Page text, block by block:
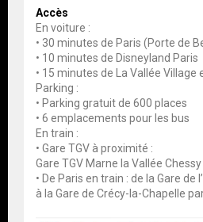
Accès
En voiture :
• 30 minutes de Paris (Porte de
• 10 minutes de Disneyland Paris
• 15 minutes de La Vallée Village
Parking :
• Parking gratuit de 600 places
• 6 emplacements pour les bus
En train :
• Gare TGV à proximité :
Gare TGV Marne la Vallée
• De Paris en train : de la Gare de
à la Gare de Crécy-la-Chapelle